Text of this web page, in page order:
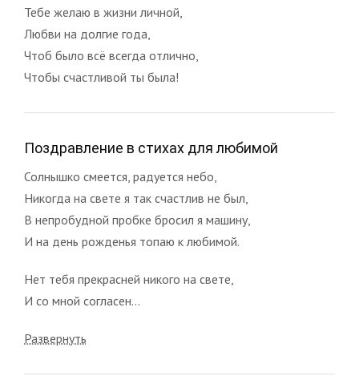
Тебе желаю в жизни личной,
Любви на долгие года,
Чтоб было всё всегда отлично,
Чтобы счастливой ты была!
Поздравление в стихах для любимой
Солнышко смеется, радуется небо,
Никогда на свете я так счастлив не был,
В непробудной пробке бросил я машину,
И на день рожденья топаю к любимой.
Нет тебя прекрасней никого на свете,
И со мной согласен...
Развернуть